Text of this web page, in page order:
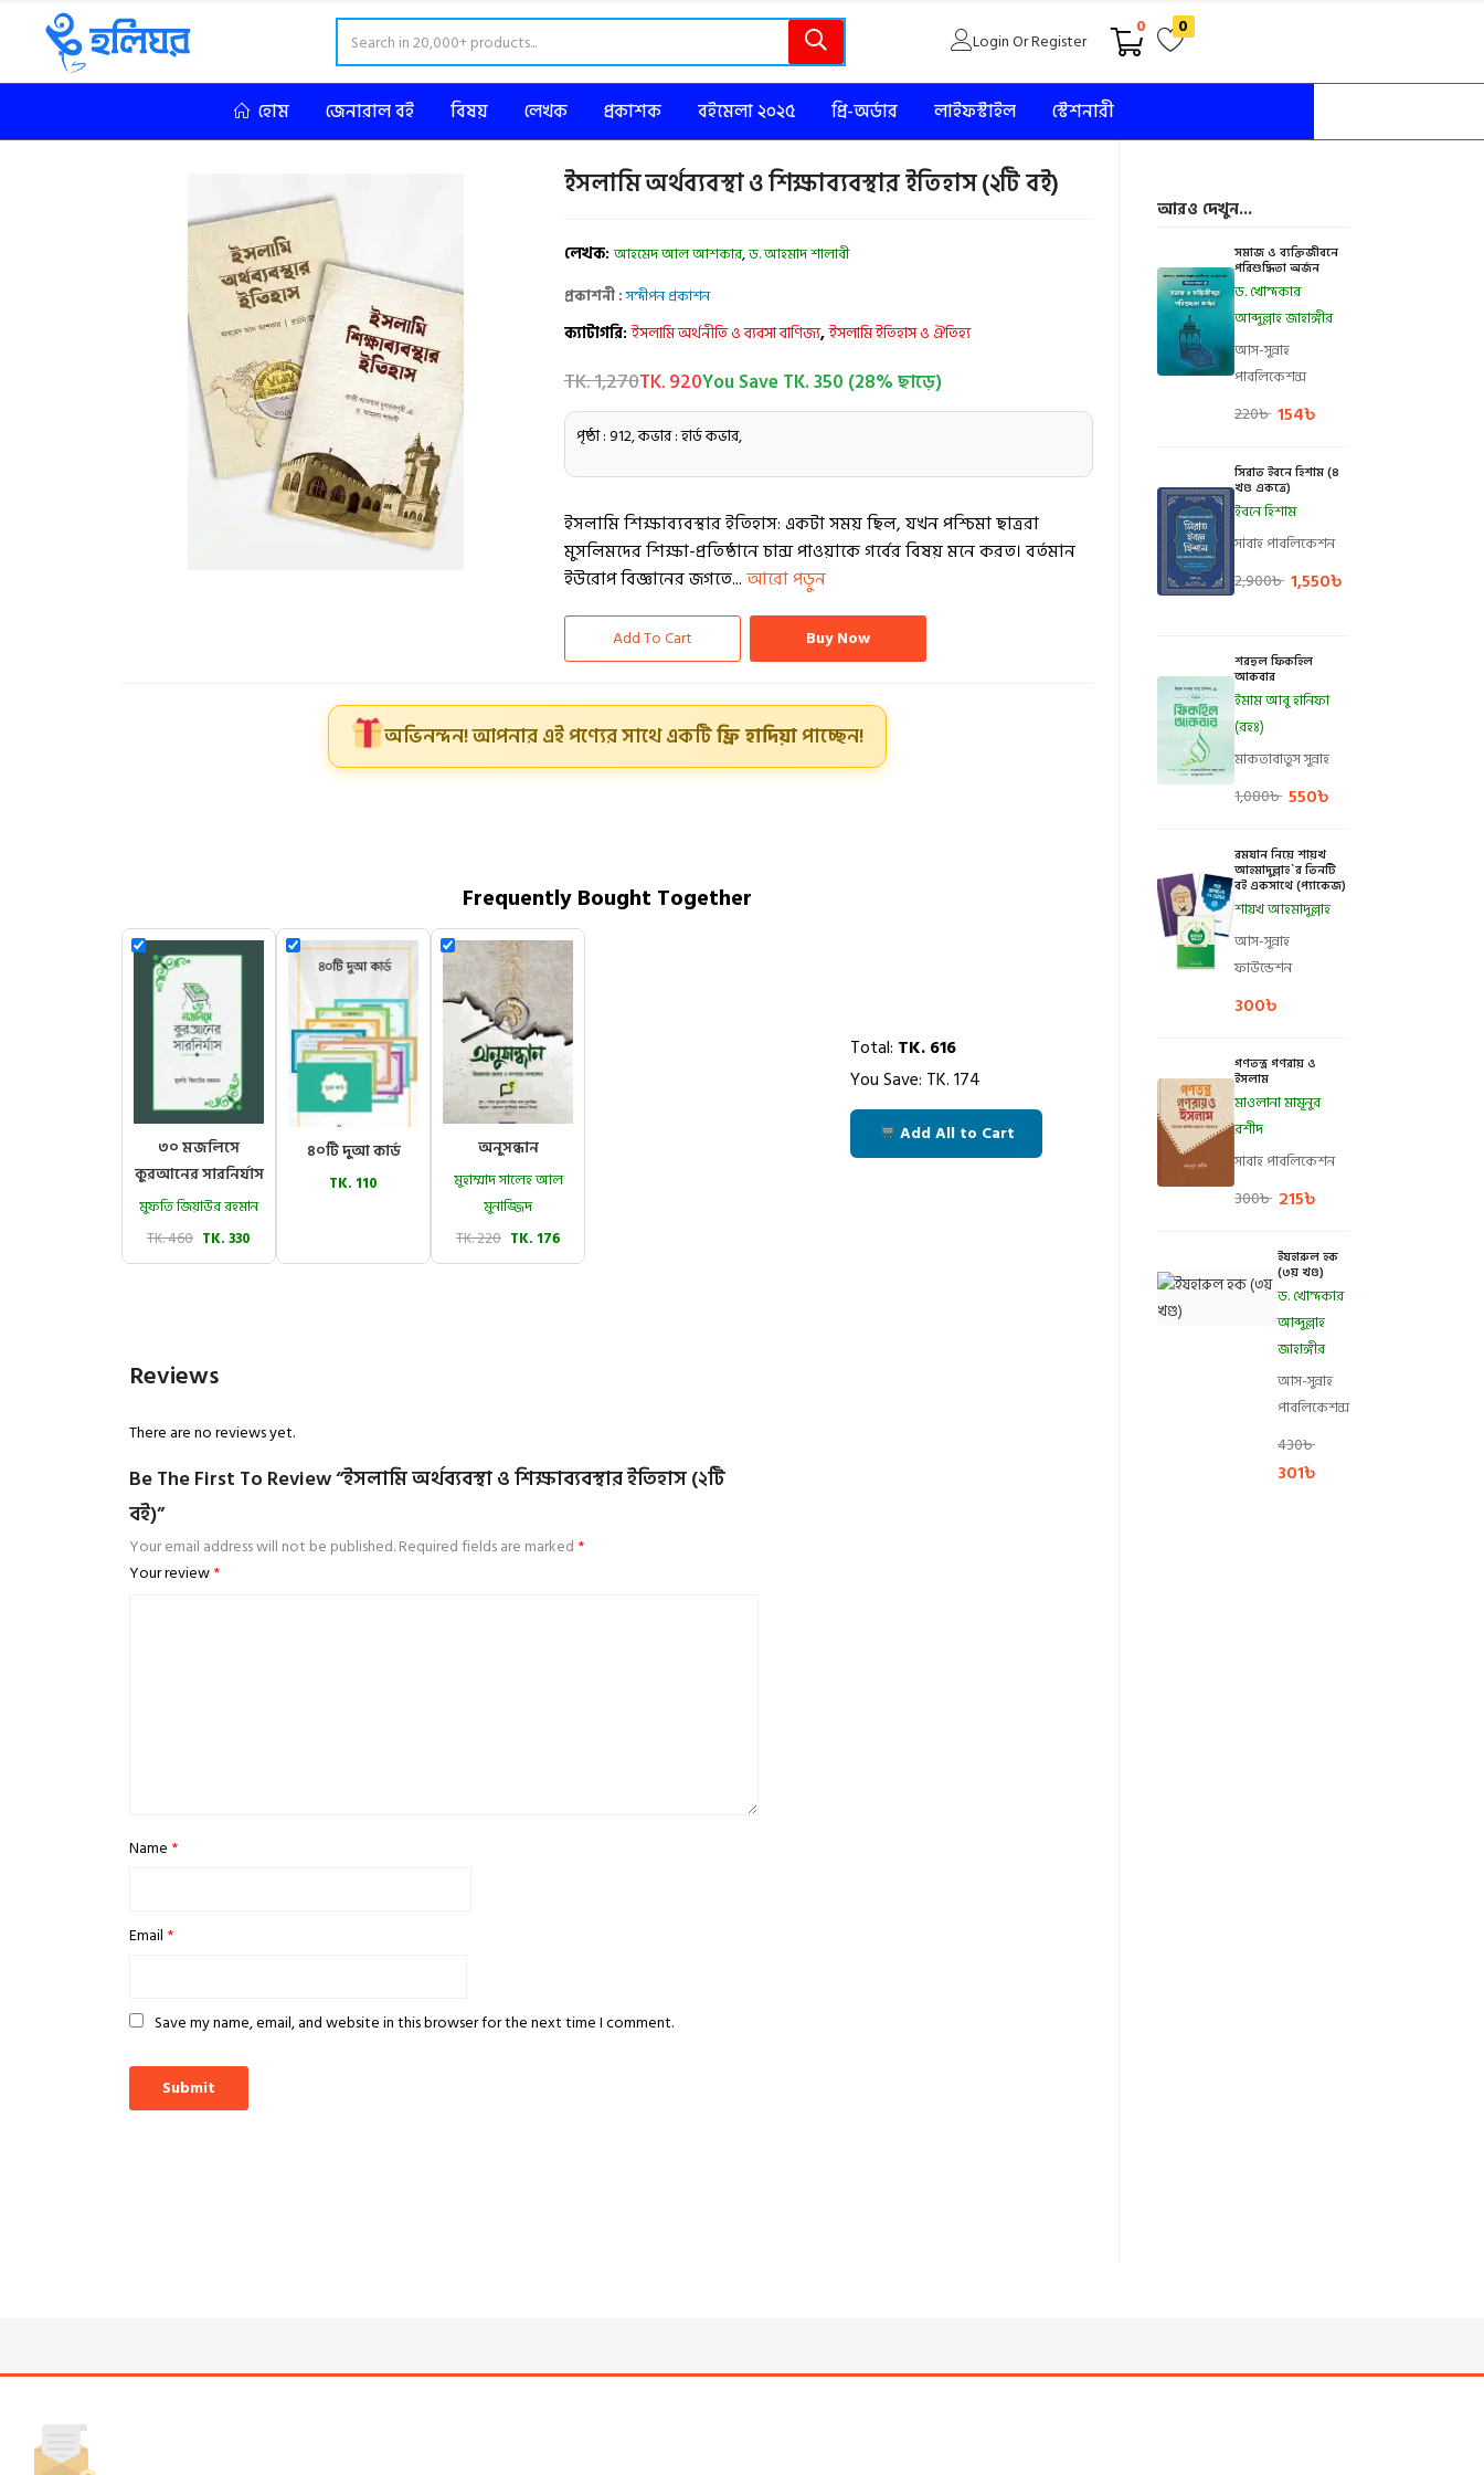
Login Or Register
0 0
হোম জেনারাল বই বিষয় লেখক প্রকাশক বইমেলা ২০২৫ প্রি-অর্ডার লাইফস্টাইল স্টেশনারী
আরও দেখুন...
সমাজ ও ব্যক্তিজীবনে
পরিশুদ্ধিতা অর্জন
ড. খোন্দকার
আব্দুল্লাহ জাহাঙ্গীর
আস-সুন্নাহ
পাবলিকেশন্স
220৳ 154৳
সিরাত ইবনে হিশাম (৪
খণ্ড একত্রে)
ইবনে হিশাম
সাবাহ পাবলিকেশন
2,900৳ 1,550৳
শরহুল ফিকহিল
আকবার
ইমাম আবু হানিফা
(রহঃ)
মাকতাবাতুস সুন্নাহ
1,080৳ 550৳
রমযান নিয়ে শায়খ
আহমাদুল্লাহ`র তিনটি
বই একসাথে (প্যাকেজ)
শায়খ আহমাদুল্লাহ
আস-সুন্নাহ
ফাউন্ডেশন
300৳
গণতন্ত্র গণরায় ও
ইসলাম
মাওলানা মামূনুর
রশীদ
সাবাহ পাবলিকেশন
300৳ 215৳
ইযহারুল হক
(৩য় খণ্ড)
ড. খোন্দকার
আব্দুল্লাহ
জাহাঙ্গীর
আস-সুন্নাহ
পাবলিকেশন্স
430৳
301৳
ইসলামি অর্থব্যবস্থা ও শিক্ষাব্যবস্থার ইতিহাস (২টি বই)
লেখক:আহমেদ আল আশকার,ড. আহমাদ শালাবী
প্রকাশনী :সন্দীপন প্রকাশন
ক্যাটাগরি:ইসলামি অর্থনীতি ও ব্যবসা বাণিজ্য,ইসলামি ইতিহাস ও ঐতিহ্য
TK. 1,270TK. 920You Save TK. 350 (28% ছাড়ে)
পৃষ্ঠা : 912, কভার : হার্ড কভার,
ইসলামি শিক্ষাব্যবস্থার ইতিহাস: একটা সময় ছিল, যখন পশ্চিমা ছাত্ররা
মুসলিমদের শিক্ষা-প্রতিষ্ঠানে চান্স পাওয়াকে গর্বের বিষয় মনে করত। বর্তমান
ইউরোপ বিজ্ঞানের জগতে...আরো পড়ুন
Add To Cart Buy Now
অভিনন্দন! আপনার এই পণ্যের সাথে একটিফ্রি হাদিয়াপাচ্ছেন!
Frequently Bought Together
৩০ মজলিসে
কুরআনের সারনির্যাস
মুফতি জিয়াউর রহমান
TK. 460 TK. 330
৪০টি দুআ কার্ড
TK. 110
অনুসন্ধান
মুহাম্মাদ সালেহ আল
মুনাজ্জিদ
TK. 220 TK. 176
Total: TK.616
You Save: TK.174
Add All to Cart
Reviews
There are no reviews yet.
Be The First To Review “ইসলামি অর্থব্যবস্থা ও শিক্ষাব্যবস্থার ইতিহাস (২টি
বই)”
Your email address will not be published.Required fields are marked *
Your review*
Name *
Email *
Save my name, email, and website in this browser for the next time I comment.